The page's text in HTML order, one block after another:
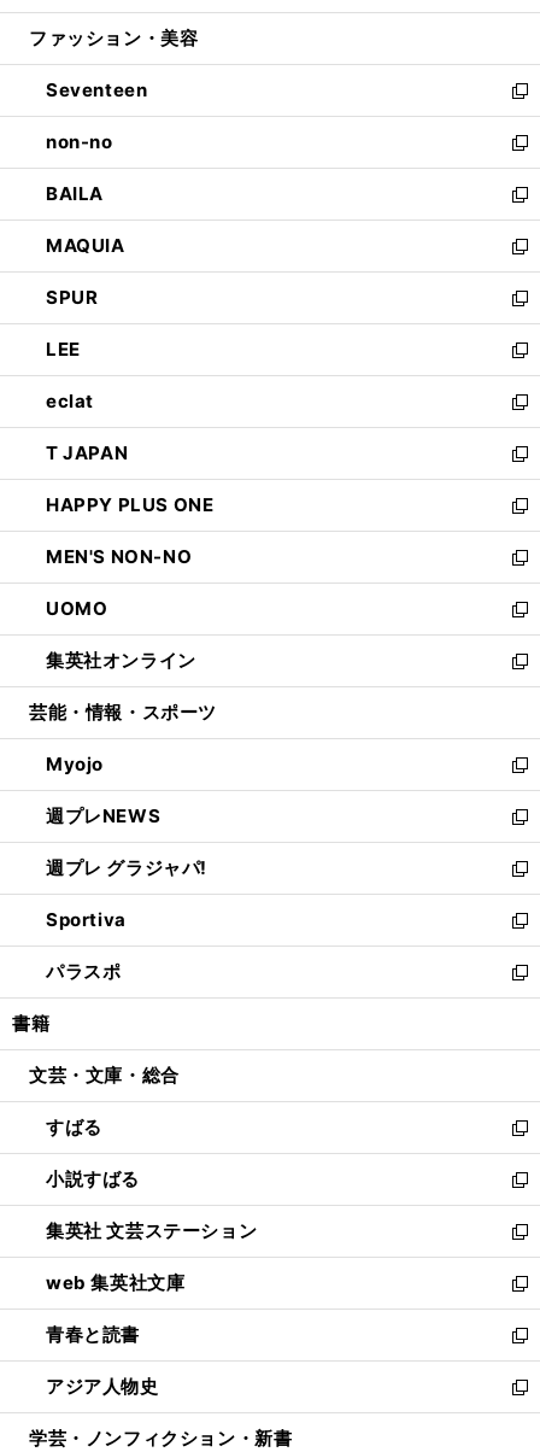
開
ウ
開
く
ン
ウ
で
開
く
ウ
ン
ド
ウ
で
開
く
ファッション・美容
Seventeen
新
し
い
ウ
ィ
ン
ド
ウ
で
開
く
non-no
新
し
い
ウ
ィ
ン
ド
ウ
で
開
く
BAILA
新
し
い
ウ
ィ
ン
ド
ウ
で
開
く
MAQUIA
新
し
い
ウ
ィ
ン
ド
ウ
で
開
く
SPUR
新
し
い
ウ
ィ
ン
ド
ウ
で
開
く
LEE
新
し
い
ウ
ィ
ン
ド
ウ
で
開
く
eclat
新
し
い
ウ
ィ
ン
ド
ウ
で
開
く
T JAPAN
新
し
い
ウ
ィ
ン
ド
ウ
で
開
HAPPY PLUS ONE
新
し
い
ウ
ィ
ン
ド
ウ
開
く
MEN'S NON-NO
新
し
い
ウ
ィ
ン
ウ
で
開
く
UOMO
新
し
い
ウ
ン
ド
ウ
で
開
く
集英社オンライン
新
し
ウ
ィ
ン
ド
ウ
で
開
く
芸能・情報・スポーツ
Myojo
新
し
い
ウ
ィ
ン
ド
ウ
で
開
週プレNEWS
新
し
い
ウ
ィ
ン
ド
ウ
開
週プレ グラジャパ!
新
し
い
ウ
ィ
ン
ウ
開
く
Sportiva
新
し
い
ウ
ン
ウ
で
開
く
パラスポ
新
し
ウ
ン
ド
ウ
で
開
く
書籍
文芸・文庫・総合
すばる
新
し
い
ウ
ィ
ン
ド
ウ
で
開
く
小説すばる
新
し
い
ウ
ィ
ン
ド
ウ
で
開
集英社 文芸ステーション
新
し
い
ウ
ィ
ン
ド
ウ
web 集英社文庫
新
し
い
ウ
ィ
ン
青春と読書
新
し
い
ウ
アジア人物史
新
し
学芸・ノンフィクション・新書